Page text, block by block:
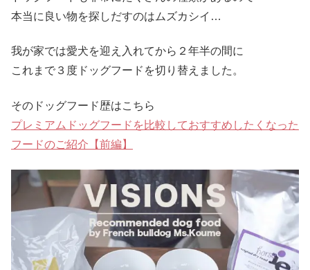
本当に良い物を探しだすのはムズカシイ…
我が家では愛犬を迎え入れてから２年半の間に
これまで３度ドッグフードを切り替えました。
そのドッグフード歴はこちら
プレミアムドッグフードを比較しておすすめしたくなった
フードのご紹介【前編】